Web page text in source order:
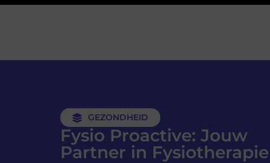
GEZONDHEID
Fysio Proactive: Jouw
Partner in Fysiotherapie